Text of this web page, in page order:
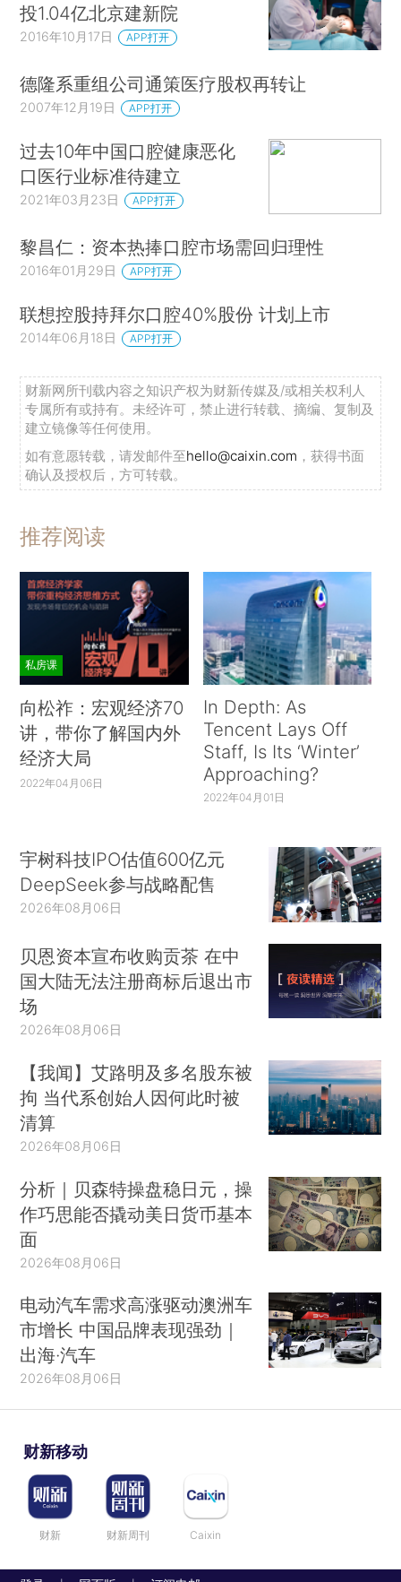
投1.04亿北京建新院
2016年10月17日 APP打开
德隆系重组公司通策医疗股权再转让
2007年12月19日 APP打开
过去10年中国口腔健康恶化
口医行业标准待建立
2021年03月23日 APP打开
黎昌仁：资本热捧口腔市场需回归理性
2016年01月29日 APP打开
联想控股持拜尔口腔40%股份 计划上市
2014年06月18日 APP打开
财新网所刊载内容之知识产权为财新传媒及/或相关权利人
专属所有或持有。未经许可，禁止进行转载、摘编、复制及
建立镜像等任何使用。
如有意愿转载，请发邮件至hello@caixin.com ，获得书面
确认及授权后，方可转载。
推荐阅读
私房课
向松祚：宏观经济70
讲，带你了解国内外
经济大局
2022年04月06日
In Depth: As
Tencent Lays Off
Staff, Is Its ‘Winter’
Approaching?
2022年04月01日
宇树科技IPO估值600亿元
DeepSeek参与战略配售
2026年08月06日
贝恩资本宣布收购贡茶 在中
国大陆无法注册商标后退出市
场
2026年08月06日
【我闻】艾路明及多名股东被
拘 当代系创始人因何此时被
清算
2026年08月06日
分析｜贝森特操盘稳日元，操
作巧思能否撬动美日货币基本
面
2026年08月06日
电动汽车需求高涨驱动澳洲车
市增长 中国品牌表现强劲｜
出海·汽车
2026年08月06日
财新移动
财新 财新周刊 Caixin